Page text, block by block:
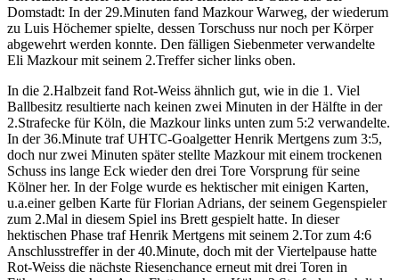
Domstadt: In der 29.Minuten fand Mazkour Warweg, der wiederum
zu Luis Höchemer spielte, dessen Torschuss nur noch per Körper
abgewehrt werden konnte. Den fälligen Siebenmeter verwandelte
Eli Mazkour mit seinem 2.Treffer sicher links oben.
In die 2.Halbzeit fand Rot-Weiss ähnlich gut, wie in die 1. Viel
Ballbesitz resultierte nach keinen zwei Minuten in der Hälfte in der
2.Strafecke für Köln, die Mazkour links unten zum 5:2 verwandelte.
In der 36.Minute traf UHTC-Goalgetter Henrik Mertgens zum 3:5,
doch nur zwei Minuten später stellte Mazkour mit einem trockenen
Schuss ins lange Eck wieder den drei Tore Vorsprung für seine
Kölner her. In der Folge wurde es hektischer mit einigen Karten,
u.a.einer gelben Karte für Florian Adrians, der seinem Gegenspieler
zum 2.Mal in diesem Spiel ins Brett gespielt hatte. In dieser
hektischen Phase traf Henrik Mertgens mit seinem 2.Tor zum 4:6
Anschlusstreffer in der 40.Minute, doch mit der Viertelpause hatte
Rot-Weiss die nächste Riesenchance erneut mit drei Toren in